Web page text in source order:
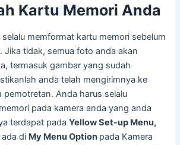
Kartu Memori Anda
memformat kartu memori sebelum
Jika tidak, semua foto anda akan
termasuk gambar yang sudah
anda telah mengirimnya ke
pemotretan. Anda harus selalu
pada kamera anda yang anda
terdapat padaYellow Set-up Menu,
di My Menu Option pada Kamera